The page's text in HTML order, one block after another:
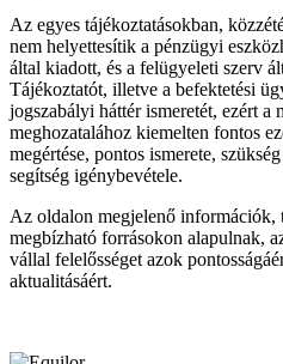
Az egyes tájékoztatásokban,
nem helyettesítik a pénzügyi
által kiadott, és a felügyeleti szerv
Tájékoztatót, illetve a befektetési
jogszabályi háttér ismeretét, ezért a
meghozatalához kiemelten fontos
megértése, pontos ismerete,
segítség igénybevétele.
Az oldalon megjelenő információk,
megbízható forrásokon alapulnak,
vállal felelősséget azok
aktualitásáért.